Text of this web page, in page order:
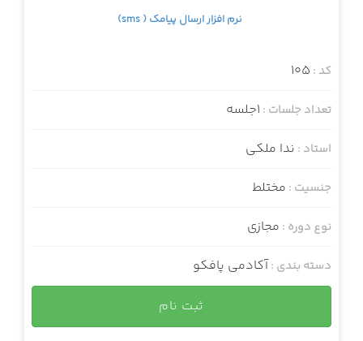
نرم افزار ارسال پیامک ( sms)
کد : 105
تعداد جلسات : 1جلسه
استاد : ندا ملکی
جنسیت : مختلط
نوع دوره : مجازی
دسته بندی :آکادمی پافکو
ثبت نام